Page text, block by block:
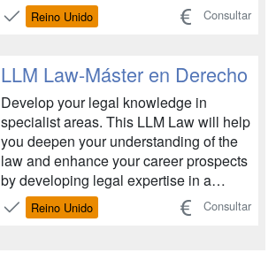
Reino Unido Consultar
LLM Law-Máster en Derecho
Develop your legal knowledge in
specialist areas. This LLM Law will help
you deepen your understanding of the
law and enhance your career prospects
by developing legal expertise in a
particular area....
Reino Unido Consultar